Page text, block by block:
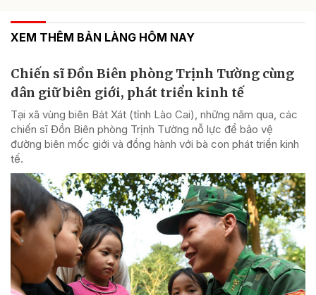
XEM THÊM BẢN LÀNG HÔM NAY
Chiến sĩ Đồn Biên phòng Trịnh Tường cùng
dân giữ biên giới, phát triển kinh tế
Tại xã vùng biên Bát Xát (tỉnh Lào Cai), những năm qua, các
chiến sĩ Đồn Biên phòng Trịnh Tường nỗ lực để bảo vệ
đường biên mốc giới và đồng hành với bà con phát triển kinh
tế.